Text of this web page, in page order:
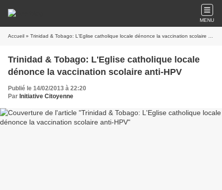
MENU
Accueil » Trinidad & Tobago: L'Eglise catholique locale dénonce la vaccination scolaire anti-HPV
Trinidad & Tobago: L'Eglise catholique locale
dénonce la vaccination scolaire anti-HPV
Publié le 14/02/2013 à 22:20
Par Initiative Citoyenne